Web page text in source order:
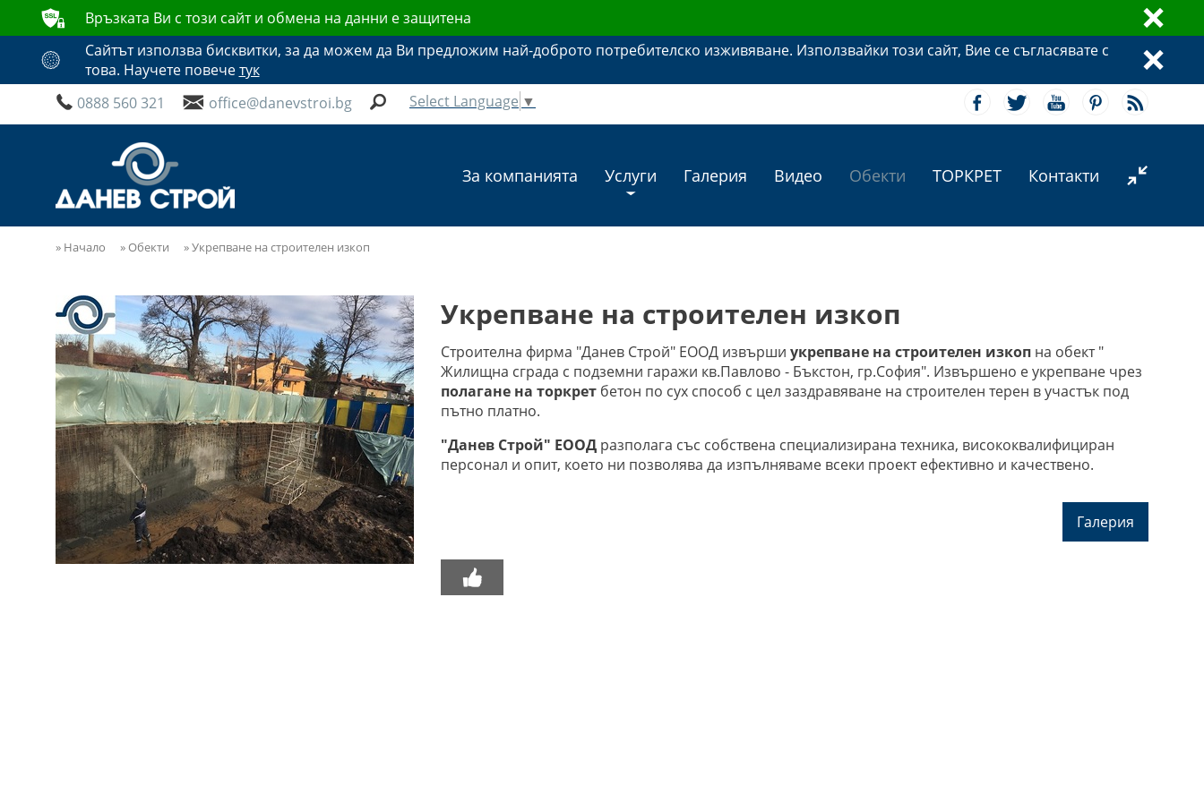
ʥ Връзката Ви с този сайт и обмена на данни е защитена
ı
ʦ
Сайтът използва бисквитки, за да можем да Ви предложим най-доброто потребителско изживяване. Използвайки този сайт, Вие се съгласявате с
това. Научете повечетук ı
Ÿ 0888 560 321 Ś office@danevstroi.bg ř Select Language ▼ ă Ū ů ɍ Ɛ
За компанията Услуги Галерия Видео Обекти ТОРКРЕТ Контакти »
» Начало »Обекти »Укрепване на строителен изкоп
Укрепване на строителен изкоп
Строителна фирма "Данев Строй" ЕООД извърши укрепване на строителен изкоп на обект "
Жилищна сграда с подземни гаражи кв.Павлово - Бъкстон, гр.София". Извършено е укрепване чрез
полагане на торкрет бетон по сух способ с цел заздравяване на строителен терен в участък под
пътно платно.
"Данев Строй" ЕООД разполага със собствена специализирана техника, висококвалифициран
персонал и опит, което ни позволява да изпълняваме всеки проект ефективно и качествено.
Галерия